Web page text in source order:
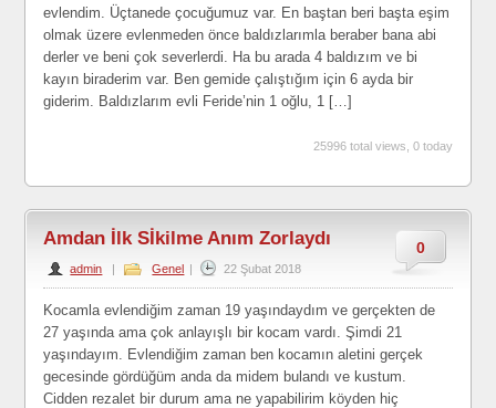
evlendim. Üçtanede çocuğumuz var. En baştan beri başta eşim
olmak üzere evlenmeden önce baldızlarımla beraber bana abi
derler ve beni çok severlerdi. Ha bu arada 4 baldızım ve bi
kayın biraderim var. Ben gemide çalıştığım için 6 ayda bir
giderim. Baldızlarım evli Feride’nin 1 oğlu, 1 […]
25996 total views, 0 today
0
Amdan İlk Sİkilme Anım Zorlaydı
admin | Genel | 22 Şubat 2018
Kocamla evlendiğim zaman 19 yaşındaydım ve gerçekten de
27 yaşında ama çok anlayışlı bir kocam vardı. Şimdi 21
yaşındayım. Evlendiğim zaman ben kocamın aletini gerçek
gecesinde gördüğüm anda da midem bulandı ve kustum.
Cidden rezalet bir durum ama ne yapabilirim köyden hiç